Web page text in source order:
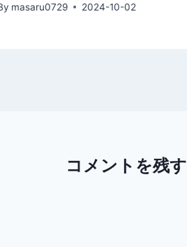
masaru0729 2024-10-02
コメントを残す